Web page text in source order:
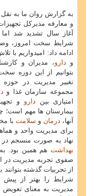
به گزارش روان ما به
و معارفه مدیركل
آغاز سال تشدید شد
شرایط سخت امروز،
ادامه داد: امیدواریم
و دارو، مدیران و
بتوانیم از این دوره
تغییر مدیریت در
مجموعه سازمان غذا و
امتیازی بین دارو و
بیمارستان ها مهم است؛
آنها، درمان و سلامت با
برای مدیریت واحد و
نهاد به صورت منسجم در
بهداشت هم همین بود.
صفوی تجربه مدیریت در
از تجربیات گذشته
شرایط را بهتر از پیش
مدیریت به معنای